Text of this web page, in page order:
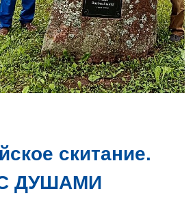
скитание.
ДУШАМИ